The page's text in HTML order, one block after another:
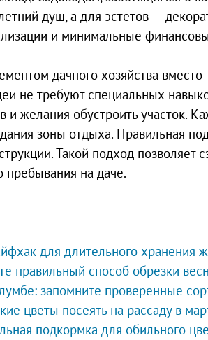
душ, а для эстетов —
и минимальные
дачного хозяйства вместо
не требуют специальных
и желания обустроить участок.
зоны отдыха. Правильная
Такой подход позволяет
на даче.
для длительного хранения
правильный способ обрезки
запомните проверенные
цветы посеять на рассаду в
подкормка для обильного